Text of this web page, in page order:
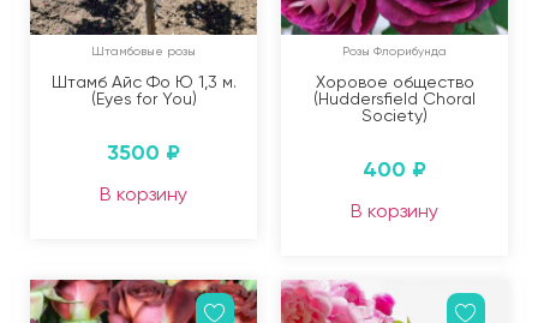
Штамбовые розы
Штамб Айс Фо Ю 1,3 м.
(Eyes for You)
3500 ₽
В корзину
Розы Флорибунда
Хоровое общество
(Huddersfield Choral
Society)
400 ₽
В корзину